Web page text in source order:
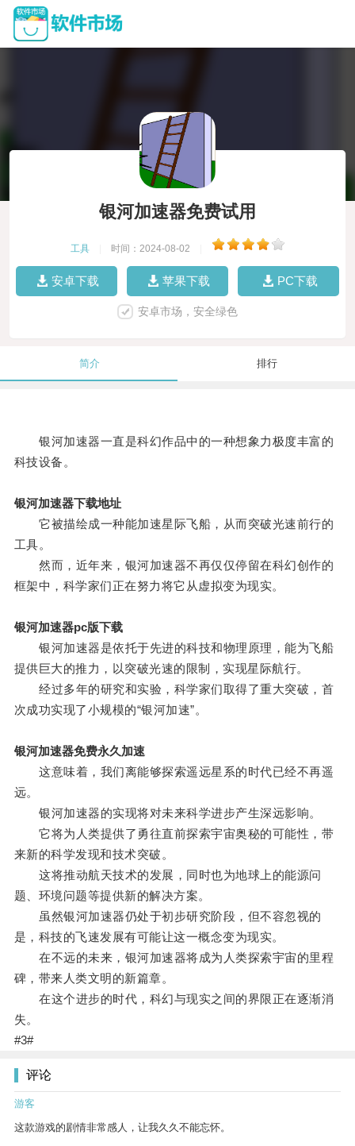
银河加速器免费试用
工具 时间：2024-08-02
安卓下载 苹果下载 PC下载
安卓市场，安全绿色
简介 排行
银河加速器一直是科幻作品中的一种想象力极度丰富的
科技设备。
银河加速器下载地址
它被描绘成一种能加速星际飞船，从而突破光速前行的
工具。
然而，近年来，银河加速器不再仅仅停留在科幻创作的
框架中，科学家们正在努力将它从虚拟变为现实。
银河加速器pc版下载
银河加速器是依托于先进的科技和物理原理，能为飞船
提供巨大的推力，以突破光速的限制，实现星际航行。
经过多年的研究和实验，科学家们取得了重大突破，首
次成功实现了小规模的“银河加速”。
银河加速器免费永久加速
这意味着，我们离能够探索遥远星系的时代已经不再遥
远。
银河加速器的实现将对未来科学进步产生深远影响。
它将为人类提供了勇往直前探索宇宙奥秘的可能性，带
来新的科学发现和技术突破。
这将推动航天技术的发展，同时也为地球上的能源问
题、环境问题等提供新的解决方案。
虽然银河加速器仍处于初步研究阶段，但不容忽视的
是，科技的飞速发展有可能让这一概念变为现实。
在不远的未来，银河加速器将成为人类探索宇宙的里程
碑，带来人类文明的新篇章。
在这个进步的时代，科幻与现实之间的界限正在逐渐消
失。
#3#
评论
游客
这款游戏的剧情非常感人，让我久久不能忘怀。